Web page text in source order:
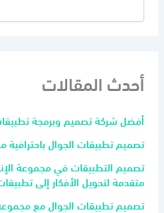
أحدث المقالات
أفضل شركة تصميم وبرمجة
تصميم تطبيقات الجوال باحترافية
تصميم التطبيقات في مجموعة
متقدمة لتحويل الأفكار إلى تطبيقات
تصميم تطبيقات الجوال مع مجموعة